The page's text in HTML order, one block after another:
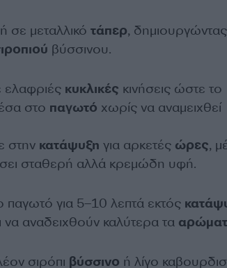
σε μεταλλικό τάπερ, δημιουργώντας
βύσσινου.
ελαφριές κυκλικές κινήσεις ώστε το
στο παγωτό χωρίς να αναμειχθεί
στην κατάψυξη για αρκετές ώρες,
σταθερή αλλά κρεμώδη υφή.
για 5–10 λεπτά εκτός
να αναδειχθούν καλύτερα τα
σιρόπι βύσσινο ή λίγο